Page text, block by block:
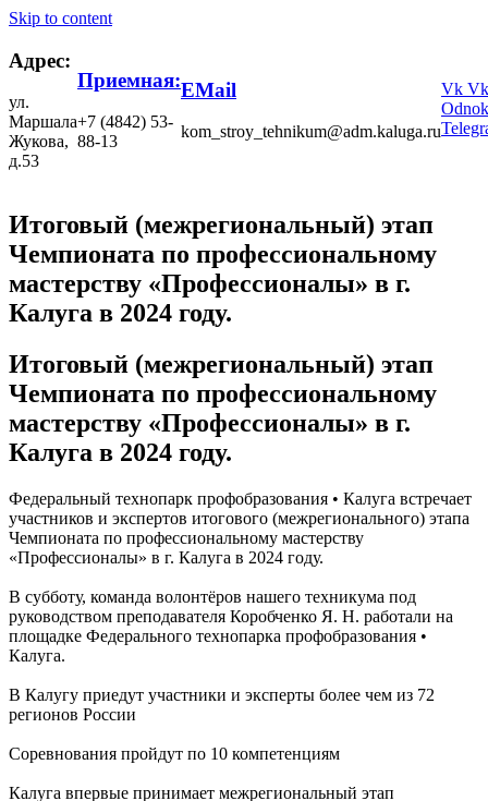
Skip to content
Адрес:
ул.
Маршала
Жукова,
д.53
Приемная:
+7 (4842) 53-
88-13
EMail
kom_stroy_tehnikum@adm.kaluga.ru
Vk Vk
Итоговый (межрегиональный) этап
Чемпионата по профессиональному
мастерству «Профессионалы» в г.
Калуга в 2024 году.
Итоговый (межрегиональный) этап
Чемпионата по профессиональному
мастерству «Профессионалы» в г.
Калуга в 2024 году.
Федеральный технопарк профобразования • Калуга встречает
участников и экспертов итогового (межрегионального) этапа
Чемпионата по профессиональному мастерству
«Профессионалы» в г. Калуга в 2024 году.
В субботу, команда волонтёров нашего техникума под
руководством преподавателя Коробченко Я. Н. работали на
площадке Федерального технопарка профобразования •
Калуга.
В Калугу приедут участники и эксперты более чем из 72
регионов России
Соревнования пройдут по 10 компетенциям
Калуга впервые принимает межрегиональный этап